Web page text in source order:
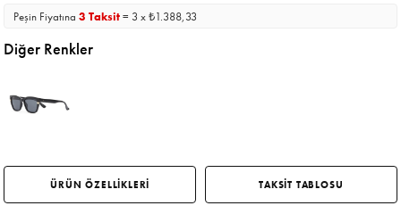
Peşin Fiyatına3 Taksit= 3 x ₺1.388,33
Diğer Renkler
ÜRÜN ÖZELLİKLERİ TAKSİT TABLOSU